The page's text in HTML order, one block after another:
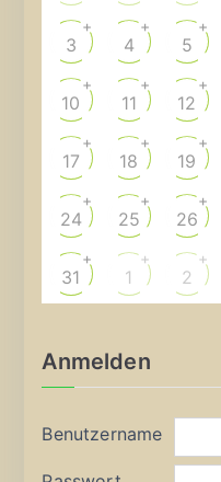
3
+
4
+
5
+
10
+
11
+
12
+
17
+
18
+
19
+
24
+
25
+
26
+
31
+
1
+
2
+
Anmelden
Benutzername